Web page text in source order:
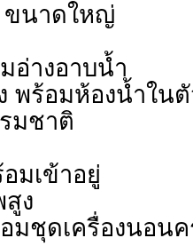
ขนาดใหญ่
อ่างอาบน้ำ
พร้อมห้องน้ำใน
มชาติ
มเข้าอยู่
ง
มชุดเครื่องนอน